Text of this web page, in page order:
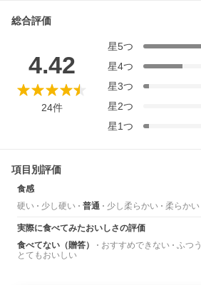
総合評価
4.42
24件
星5つ
星4つ
星3つ
星2つ
星1つ
項目別評価
食感
硬い
少し硬い 普通 少し柔らかい 柔らかい
実際に食べてみたおいしさの評価
食べてない（贈答）
おすすめできない ふつう
とてもおいしい